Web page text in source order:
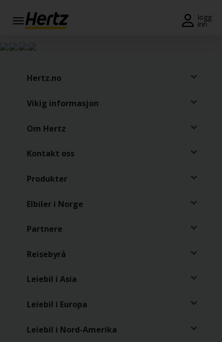
logg
inn
Meny
kansellere
Lokasjoner
Gold
NO/NO
Hertz.no
Vikig informasjon
Om Hertz
Kontakt oss
Produkter
Elbiler i Norge
Partnere
Reisebyrå
Leiebil i Asia
Leiebil i Europa
Leiebil i Nord-Amerika